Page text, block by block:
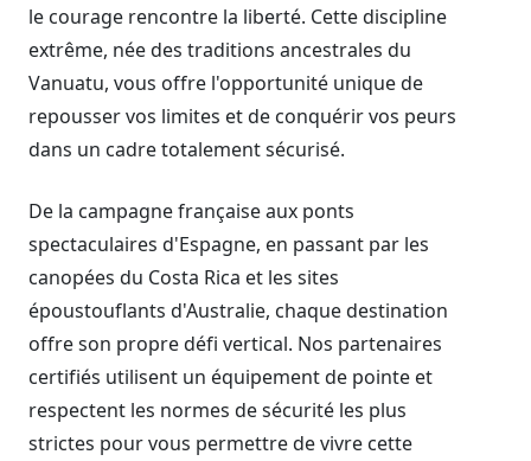
le courage rencontre la liberté. Cette discipline
extrême, née des traditions ancestrales du
Vanuatu, vous offre l'opportunité unique de
repousser vos limites et de conquérir vos peurs
dans un cadre totalement sécurisé.
De la campagne française aux ponts
spectaculaires d'Espagne, en passant par les
canopées du Costa Rica et les sites
époustouflants d'Australie, chaque destination
offre son propre défi vertical. Nos partenaires
certifiés utilisent un équipement de pointe et
respectent les normes de sécurité les plus
strictes pour vous permettre de vivre cette